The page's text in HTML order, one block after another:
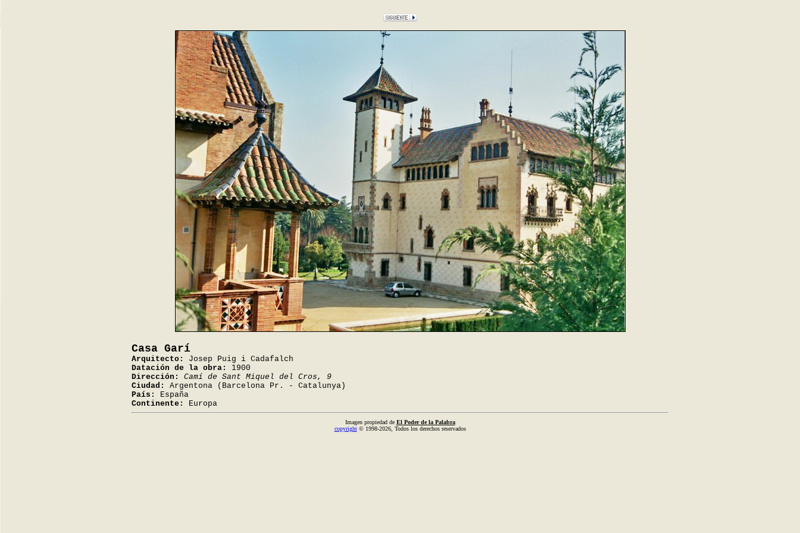
Casa Garí
Arquitecto:
Josep Puig i Cadafalch
Datación de la obra:
1900
Dirección:
Camí de Sant Miquel del Cros, 9
Ciudad:
Argentona (Barcelona Pr. - Catalunya)
País:
España
Continente:
Europa
Imagen propiedad de El Poder de la Palabra
copyright© 1998-2026, Todos los derechos reservados